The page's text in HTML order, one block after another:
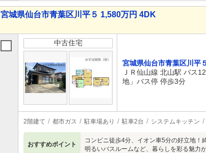
宮城県仙台市青葉区川平５ 1,580万円 4DK
中古住宅
宮城県仙台市青葉区川平５
ＪＲ仙山線 北山駅 バス
地」バス停 停歩3分
2階建て 都市ガス 駐車場あり 駐車2台 システムキッチン
おすすめポイント
コンビニ徒歩4分、イオン車5分の好立地！
明るいバスルームなど、暮らしを彩る魅力